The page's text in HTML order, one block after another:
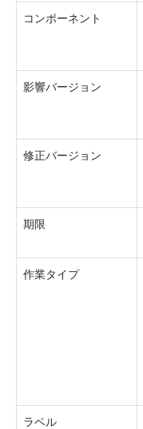
コンポーネント
影響バージョン
修正バージョン
期限
作業タイプ
ラベル